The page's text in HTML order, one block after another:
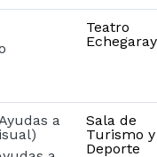
Teatro
Echegaray
a
Sala de
Turismo y
Deporte